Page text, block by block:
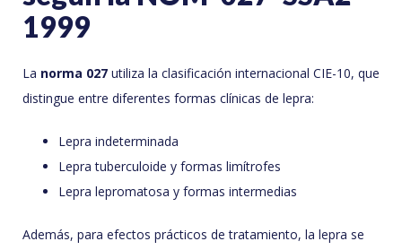
1999
La norma 027 utiliza la clasificación internacional CIE-10, que
distingue entre diferentes formas clínicas de lepra:
Lepra indeterminada
Lepra tuberculoide y formas limítrofes
Lepra lepromatosa y formas intermedias
Además, para efectos prácticos de tratamiento, la lepra se